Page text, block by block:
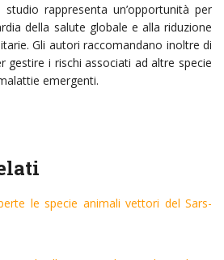
rappresenta un’opportunità per
della salute globale e alla riduzione
Gli autori raccomandano inoltre di
gestire i rischi associati ad altre specie
emergenti.
le specie animali vettori del Sars-